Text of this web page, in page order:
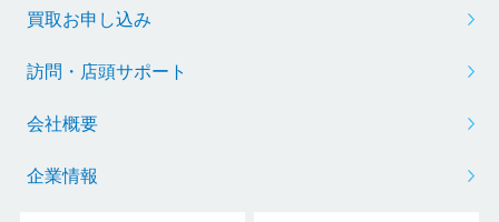
買取お申し込み
訪問・店頭サポート
会社概要
企業情報